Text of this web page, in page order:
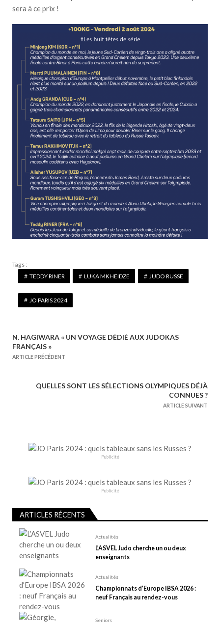
sera à ce prix !
Tags :
TEDDY RINER
LUKA MKHEIDZE JUDO RUSSE
JO PARIS 2024
N
a
’
a
N. HAGIWARA « UN VOYAGE DÉDIÉ AUX JUDOKAS
FRANÇAIS »
ARTICLE PRÉCÉDENT
QUELLES SONT LES SÉLECTIONS OLYMPIQUES DÉJÀ
CONNUES ?
ARTICLE SUIVANT
Publicité
Publicité
ARTICLES RÉCENTS
Actualités
L’ASVEL Judo cherche un ou deux
enseignants
Actualités
Championnats d’Europe IBSA 2026 :
neuf Français au rendez-vous
Seniors